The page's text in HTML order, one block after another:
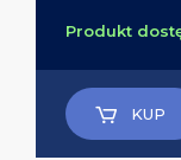
Produkt
KUP